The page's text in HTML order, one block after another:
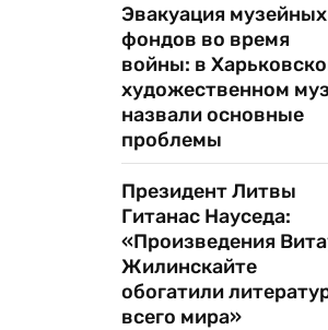
Эвакуация музейных
фондов во время
войны: в
художественном
назвали основные
проблемы
Президент Литвы
Гитанас Науседа:
«Произведения
Жилинскайте
обогатили
всего мира»